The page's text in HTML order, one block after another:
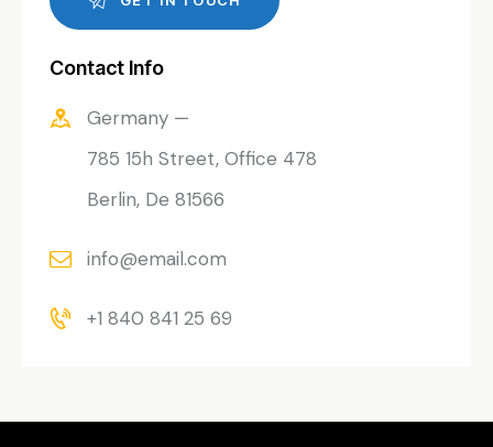
Contact Info
Germany —
785 15h Street, Office 478
Berlin, De 81566
info@email.com
+1 840 841 25 69